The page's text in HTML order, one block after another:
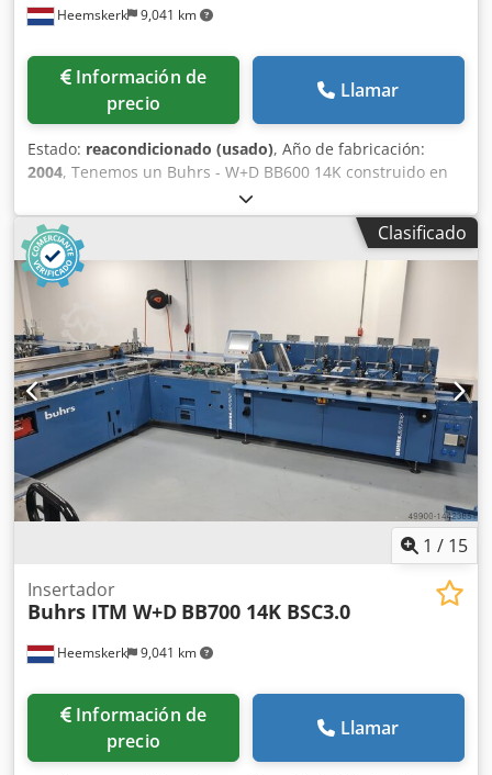
Heemskerk 9,041 km
Información de
precio
Llamar
Estado: reacondicionado (usado), Año de fabricación:
2004, Tenemos un Buhrs - W+D BB600 14K construido en
2004 servo insertadora disponible. La máquina está en
muy buenas condiciones y todas las piezas que necesitan
ser reemplazados serán instalados nuevos por nosotros.
¡Esta BB600 está equipada con 5 alimentadores de
rotación, pero podemos cambiar eso! ¡Otros alimentadores
y la cámara es opcional posible! Año de construcción: 2004
Configuración: - 6 estaciones base - 5x alimentador rotativo
RF2 - bandeja de entrega - cinta de salida Dkjdpfx Aoq Ec
Efokcjr ¿Desea ver esta máquina? No hay problema, ¡venga
a verla!
Clasificado
1 / 15
Heemskerk 9,041 km
Insertador
Buhrs ITM W+D BB700 14K BSC3.0
Información de
precio
Llamar